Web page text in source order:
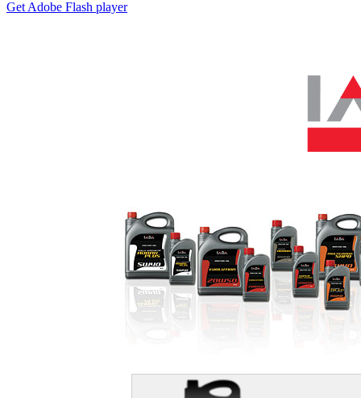
Get Adobe Flash player